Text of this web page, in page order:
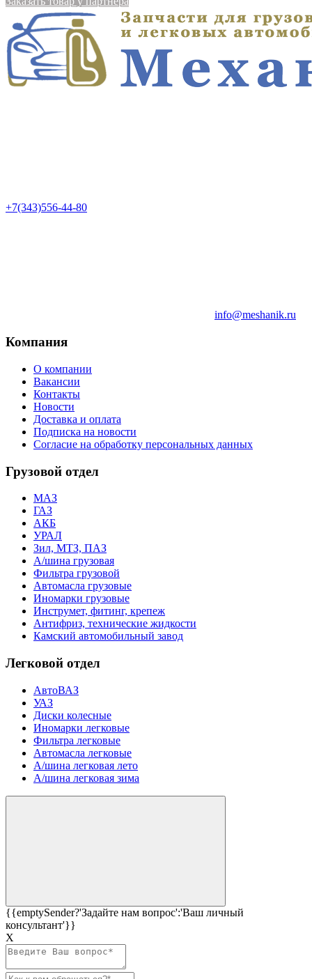
+7(343)556-44-80
info@meshanik.ru
Компания
О компании
Вакансии
Контакты
Новости
Доставка и оплата
Подписка на новости
Согласие на обработку персональных данных
Грузовой отдел
МАЗ
ГАЗ
АКБ
УРАЛ
Зил, МТЗ, ПАЗ
А/шина грузовая
Фильтра грузовой
Автомасла грузовые
Иномарки грузовые
Инструмет, фитинг, крепеж
Антифриз, технические жидкости
Камский автомобильный завод
Легковой отдел
АвтоВАЗ
УАЗ
Диски колесные
Иномарки легковые
Фильтра легковые
Автомасла легковые
А/шина легковая лето
А/шина легковая зима
{{emptySender?'Задайте нам вопрос':'Ваш личный
консультант'}}
Х